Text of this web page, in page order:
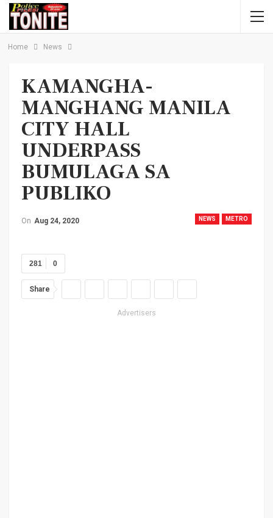
Home News
KAMANGHA-
MANGHANG MANILA
CITY HALL
UNDERPASS
BUMULAGA SA
PUBLIKO
NEWS METRO
On Aug 24, 2020
0
281
Share
Advertisers